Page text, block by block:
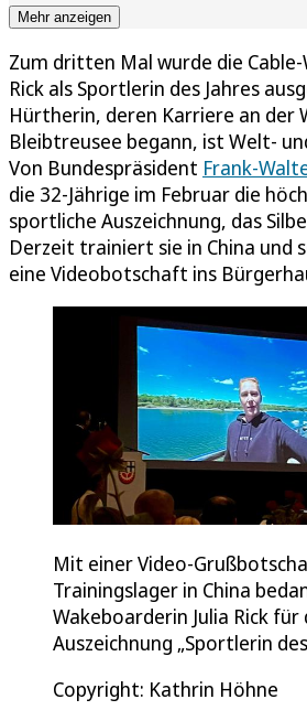
Mehr anzeigen
Zum dritten Mal wurde die
Rick als Sportlerin des Jahres
Hürtherin, deren Karriere an der
Bleibtreusee begann, ist Welt-
Von Bundespräsident Frank-
die 32-Jährige im Februar die
sportliche Auszeichnung, das
Derzeit trainiert sie in China und
eine Videobotschaft ins
Mit einer Video-
Trainingslager in China
Wakeboarderin Julia Rick für
Auszeichnung „Sportlerin des
Copyright: Kathrin Höhne